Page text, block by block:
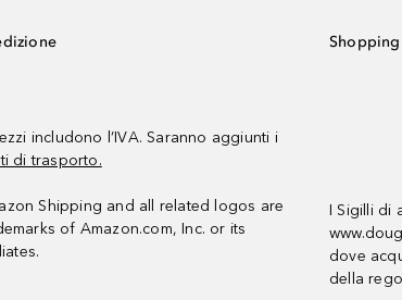
includono l’IVA. Saranno aggiunti i
di trasporto.
Shipping and all related logos are
of Amazon.com, Inc. or its
I Sigilli di
dove
della